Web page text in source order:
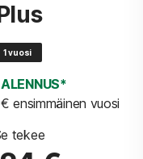
1 vuosi
ensimmäinen vuosi
tekee